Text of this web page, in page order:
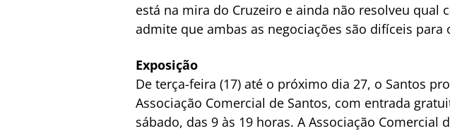
está na mira do Cruzeiro e ainda não resolveu qual
admite que ambas as negociações são difíceis para
Exposição
De terça-feira (17) até o próximo dia 27, o Santos
Associação Comercial de Santos, com entrada
sábado, das 9 às 19 horas. A Associação Comercial